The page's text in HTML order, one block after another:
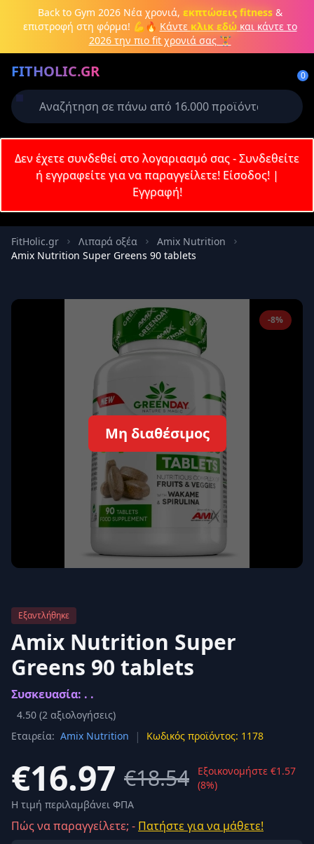
Μετάβαση στο κύριο περιεχόμενο
Back to Gym 2026Νέα χρονιά, εκπτώσεις fitness&
επιστροφή στη φόρμα! 💪🔥 Κάντε κλικ εδώκαι κάντε το
2026 την πιο fit χρονιά σας 🏋️
FITHOLIC.GR 0
Πρωτεΐνες Pre-Workout Aμινοξέα Καύση λίπους
Δεν έχετε συνδεθεί στο λογαριασμό σας - Συνδεθείτε
ή εγγραφείτε για να παραγγείλετε! Είσοδος!|
Εγγραφή!
FitHolic.gr Λιπαρά οξέα
Amix Nutrition
Amix Nutrition Super Greens 90 tablets
-8%
Μη διαθέσιμος
Εξαντλήθηκε
Amix Nutrition Super
Greens 90 tablets
Συσκευασία: . .
4.50 (2 αξιολογήσεις)
Εταιρεία: Amix Nutrition | Κωδικός προϊόντος: 1178
€16.97 €18.54
Εξοικονομήστε €1.57
(8%)
Η τιμή περιλαμβάνει ΦΠΑ
Πώς να παραγγείλετε; - Πατήστε για να μάθετε!
Δημιουργήστε λογαριασμό ή
Απαιτείται για την ολοκλήρωση της
παραγγελίας σας
Σύνδεση Εγγραφή
Κωδικός
Απομνημόνευση Ξεχάσατε τον κωδικό σας;
Σύνδεση
Δεν έχετε λογαριασμό; Εγγραφείτε εδώ
Ασφαλής σύνδεση